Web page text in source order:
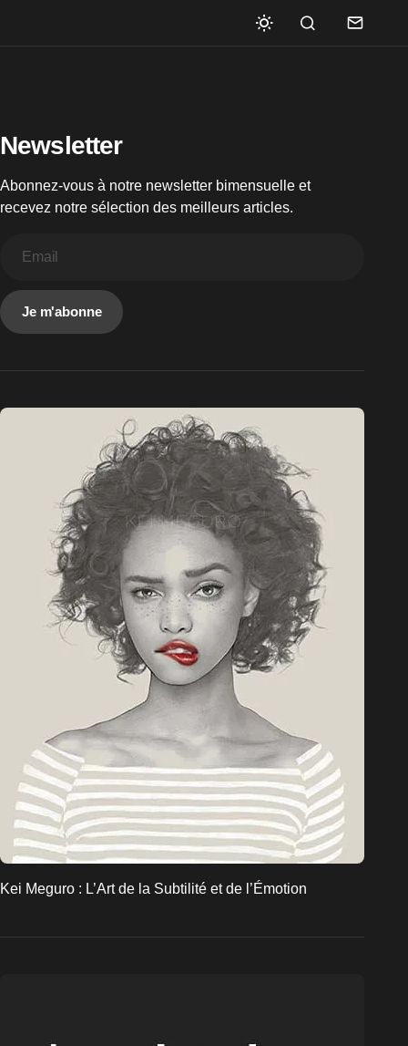
Newsletter
Abonnez-vous à notre newsletter bimensuelle et
recevez notre sélection des meilleurs articles.
Je m'abonne
Kei Meguro : L’Art de la Subtilité et de l’Émotion